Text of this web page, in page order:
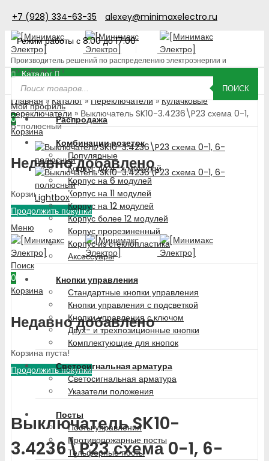
+7 (928) 334-63-35
alexey@minimaxelectro.ru
Режим работы с 8.00 до 17.00
Производитель решений по распределению электроэнергии и
поставщик ЭТП
Поиск
товаров ПОИСК
Мой профиль
0
Корзина
Недавно добавлено
Корзина пуста!
Продолжить покупки
Меню
Поиск
0
Корзина
Недавно добавлено
Корзина пуста!
Продолжить покупки
Каталог
Распродажа
Комбинации розеток
Популярные
Корпус до 4-х модулей
Корпус на 6 модулей
Корпус на 11 модулей
Корпус на 12 модулей
Корпус более 12 модулей
Корпус прорезиненный
Корпус из стеклопластика
Аксессуары
Кнопки управления
Стандартные кнопки управления
Кнопки управления с подсветкой
Кнопки управления с ключом
Двух- и трехпозиционные кнопки
Комплектующие для кнопок
Светосигнальная арматура
Светосигнальная арматура
Указатели положения
Посты
Посты управления
Противопожарные посты
Тельферные посты
Главная»Каталог»Переключатели»Кулачковые
переключатели » Выключатель SK10-3.4236\P23 схема 0-1,
6-полюсный
Lightbox
Выключатель SK10-
3.4236\P23 схема 0-1, 6-